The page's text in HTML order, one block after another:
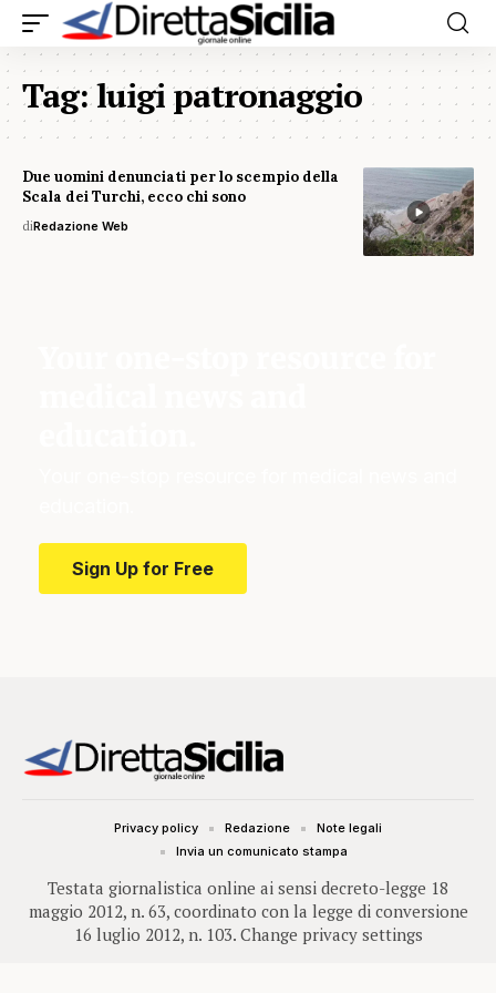
Tag:luigi patronaggio
Due uomini denunciati per lo scempio della
Scala dei Turchi, ecco chi sono
diRedazione Web
Sign Up for Free
Testata giornalistica online ai sensi decreto-legge 18
maggio 2012, n. 63, coordinato con la legge di conversione
16 luglio 2012, n. 103. Change privacy settings
Privacy policy Redazione
Note legali
Invia un comunicato stampa